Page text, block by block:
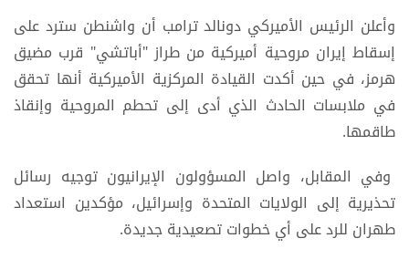
وأعلن الرئيس الأميركي دونالد ترامب أن واشنطن سترد على
إسقاط إيران مروحية أميركية من طراز "أباتشي" قرب مضيق
هرمز، في حين أكدت القيادة المركزية الأميركية أنها تحقق
في ملابسات الحادث الذي أدى إلى تحطم المروحية وإنقاذ
طاقمها.
وفي المقابل، واصل المسؤولون الإيرانيون توجيه رسائل
تحذيرية إلى الولايات المتحدة وإسرائيل، مؤكدين استعداد
طهران للرد على أي خطوات تصعيدية جديدة.